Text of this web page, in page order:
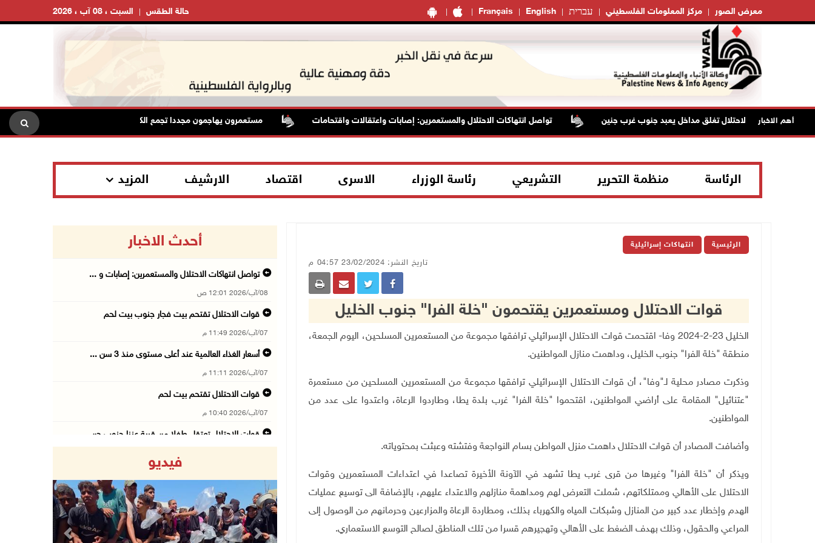
Français English עברית مركز المعلومات الفلسطيني معرض الصور السبت ، 08 آب ، 2026 حالة الطقس
أهم الاخبار
قوات الاحتلال تغلق مداخل يعبد جنوب غرب جنين تواصل انتهاكات الاحتلال والمستعمرين: إصابات واعتقالات واقتحامات مستعمرون يهاجمون مجددا تجمع الكعابنة شرق الطيبة برام الله
الرئاسة منظمة التحرير التشريعي رئاسة الوزراء الاسرى اقتصاد الارشيف المزيد
الرئيسية انتهاكات إسرائيلية
تاريخ النشر: 23/02/2024 04:57 م
قوات الاحتلال ومستعمرين يقتحمون "خلة الفرا" جنوب الخليل
الخليل 23-2-2024 وفا- اقتحمت قوات الاحتلال الإسرائيلي ترافقها مجموعة من المستعمرين المسلحين، اليوم الجمعة،
منطقة "خلة الفرا" جنوب الخليل، وداهمت منازل المواطنين.
وذكرت مصادر محلية لـ"وفا"، أن قوات الاحتلال الإسرائيلي ترافقها مجموعة من المستعمرين المسلحين من مستعمرة
"عتنائيل" المقامة على أراضي المواطنين، اقتحموا "خلة الفرا" غرب بلدة يطا، وطاردوا الرعاة، واعتدوا على عدد من
المواطنين.
وأضافت المصادر أن قوات الاحتلال داهمت منزل المواطن بسام النواجعة وفتشته وعبثت بمحتوياته.
ويذكر أن "خلة الفرا" وغيرها من قرى غرب يطا تشهد في الآونة الأخيرة تصاعدا في اعتداءات المستعمرين وقوات
الاحتلال على الأهالي وممتلكاتهم، شملت التعرض لهم ومداهمة منازلهم والاعتداء عليهم، بالإضافة الى توسيع عمليات
الهدم وإخطار عدد كبير من المنازل وشبكات المياه والكهرباء بذلك، ومطاردة الرعاة والمزارعين وحرمانهم من الوصول إلى
المراعي والحقول، وذلك بهدف الضغط على الأهالي وتهجيرهم قسرا من تلك المناطق لصالح التوسع الاستعماري.
أحدث الاخبار
تواصل انتهاكات الاحتلال والمستعمرين: إصابات و ...
08/آب/2026 12:01 ص
قوات الاحتلال تقتحم بيت فجار جنوب بيت لحم
07/آب/2026 11:49 م
أسعار الغذاء العالمية عند أعلى مستوى منذ 3 سن ...
07/آب/2026 11:11 م
قوات الاحتلال تقتحم بيت لحم
07/آب/2026 10:40 م
قوات الاحتلال تعتقل طفلا من قرية عنزا جنوب جن ...
07/آب/2026 10:15 م
الاحتلال يعيق تنقل المواطنين ويقتحم بلدات شرق ...
07/آب/2026 08:52 م
فيديو
Previous Next